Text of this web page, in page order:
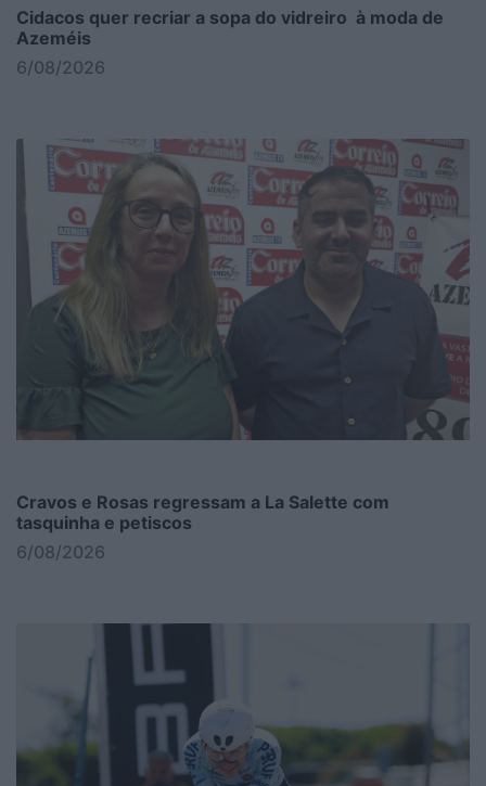
Cidacos quer recriar a sopa do vidreiro à moda de
Azeméis
6/08/2026
Cravos e Rosas regressam a La Salette com
tasquinha e petiscos
6/08/2026